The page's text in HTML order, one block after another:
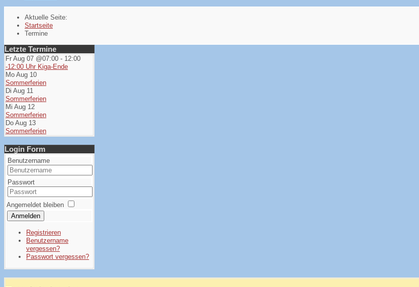
Aktuelle Seite:
Startseite
Termine
Letzte Termine
Fr Aug 07 @07:00 - 12:00
-12:00 Uhr Kiga-Ende
Mo Aug 10
Sommerferien
Di Aug 11
Sommerferien
Mi Aug 12
Sommerferien
Do Aug 13
Sommerferien
Login Form
Benutzername
Passwort
Angemeldet bleiben
Anmelden
Registrieren
Benutzername
vergessen?
Passwort vergessen?